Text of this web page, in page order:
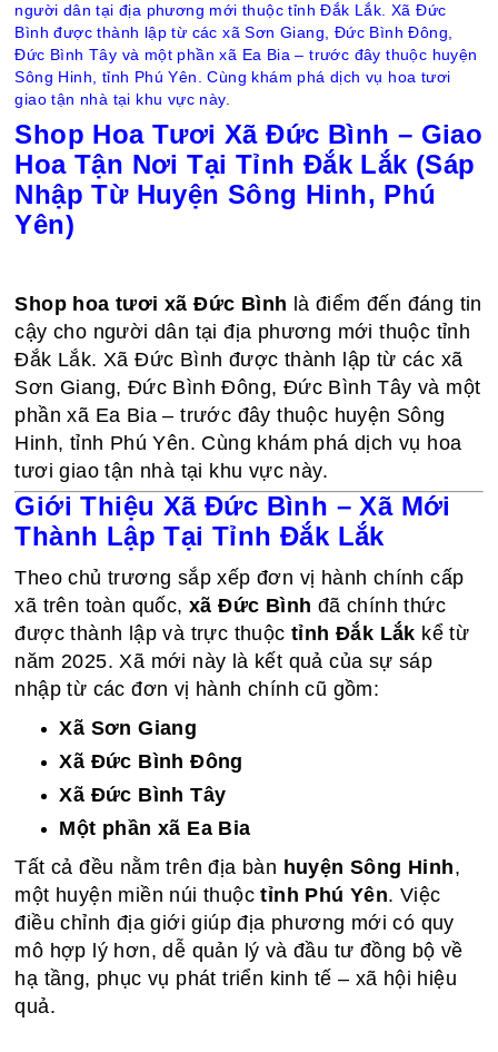
người dân tại địa phương mới thuộc tỉnh Đắk Lắk. Xã Đức
Bình được thành lập từ các xã Sơn Giang, Đức Bình Đông,
Đức Bình Tây và một phần xã Ea Bia – trước đây thuộc huyện
Sông Hinh, tỉnh Phú Yên. Cùng khám phá dịch vụ hoa tươi
giao tận nhà tại khu vực này.
Shop Hoa Tươi Xã Đức Bình – Giao
Hoa Tận Nơi Tại Tỉnh Đắk Lắk (Sáp
Nhập Từ Huyện Sông Hinh, Phú
Yên)
Shop hoa tươi xã Đức Bình là điểm đến đáng tin
cậy cho người dân tại địa phương mới thuộc tỉnh
Đắk Lắk. Xã Đức Bình được thành lập từ các xã
Sơn Giang, Đức Bình Đông, Đức Bình Tây và một
phần xã Ea Bia – trước đây thuộc huyện Sông
Hinh, tỉnh Phú Yên. Cùng khám phá dịch vụ hoa
tươi giao tận nhà tại khu vực này.
Giới Thiệu Xã Đức Bình – Xã Mới
Thành Lập Tại Tỉnh Đắk Lắk
Theo chủ trương sắp xếp đơn vị hành chính cấp
xã trên toàn quốc,xã Đức Bình đã chính thức
được thành lập và trực thuộctỉnh Đắk Lắk kể từ
năm 2025. Xã mới này là kết quả của sự sáp
nhập từ các đơn vị hành chính cũ gồm:
Xã Sơn Giang
Xã Đức Bình Đông
Xã Đức Bình Tây
Một phần xã Ea Bia
Tất cả đều nằm trên địa bàn huyện Sông Hinh,
một huyện miền núi thuộctỉnh Phú Yên. Việc
điều chỉnh địa giới giúp địa phương mới có quy
mô hợp lý hơn, dễ quản lý và đầu tư đồng bộ về
hạ tầng, phục vụ phát triển kinh tế – xã hội hiệu
quả.